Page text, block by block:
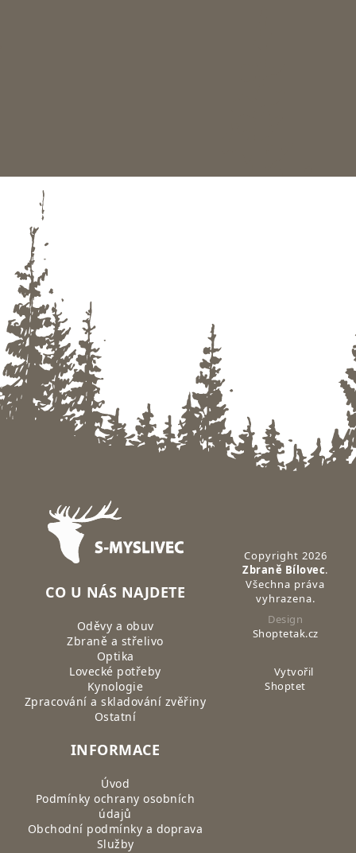
Zápatí
CO U NÁS NAJDETE
Oděvy a obuv
Zbraně a střelivo
Optika
Lovecké potřeby
Kynologie
Zpracování a skladování zvěřiny
Ostatní
INFORMACE
Úvod
Podmínky ochrany osobních
údajů
Obchodní podmínky a doprava
Služby
Copyright 2026
Zbraně Bílovec.
Všechna práva
vyhrazena.
Design
Shoptetak.cz
Vytvořil
Shoptet